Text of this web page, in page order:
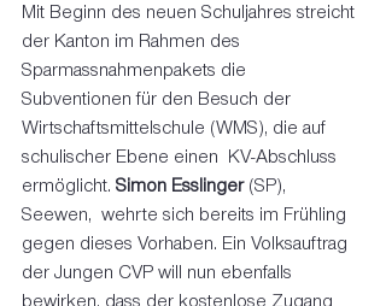
Mit Beginn des neuen Schuljahres streicht
der Kanton im Rahmen des
Sparmassnahmenpakets die
Subventionen für den Besuch der
Wirtschaftsmittelschule (WMS), die auf
schulischer Ebene einen  KV-Abschluss
ermöglicht. Simon Esslinger (SP),
Seewen,  wehrte sich bereits im Frühling
gegen dieses Vorhaben. Ein Volksauftrag
der Jungen CVP will nun ebenfalls
bewirken, dass der kostenlose Zugang